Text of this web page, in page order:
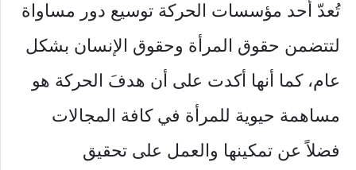
تُعدّ أحد مؤسسات الحركة توسيع دور مساواة
لتتضمن حقوق المرأة وحقوق الإنسان بشكل
عام، كما أنها أكدت على أن هدفَ الحركة هو
مساهمة حيوية للمرأة في كافة المجالات
فضلاً عن تمكينها والعمل على تحقيق